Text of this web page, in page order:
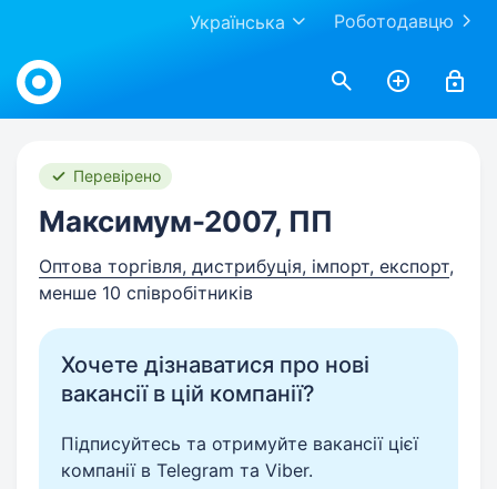
Роботодавцю
Українська
Work.ua
Перевірено
Максимум-2007, ПП
Оптова торгівля, дистрибуція, імпорт, експорт,
менше 10 співробітників
Хочете дізнаватися про нові
вакансії в цій компанії?
Підписуйтесь та отримуйте вакансії цієї
компанії в Telegram та Viber.